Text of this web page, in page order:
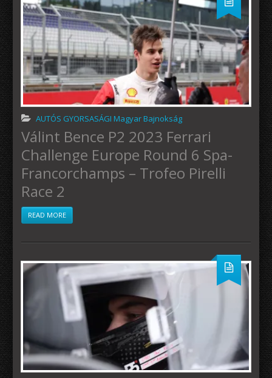
AUTÓS GYORSASÁGI Magyar Bajnokság
Válint Bence P2 2023 Ferrari
Challenge Europe Round 6 Spa-
Francorchamps – Trofeo Pirelli
Race 2
READ MORE